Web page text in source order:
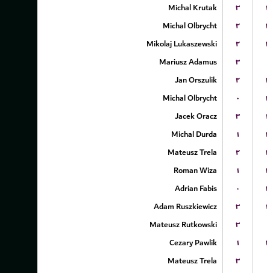
Michal Krutak
۳
Michal Olbrycht
۲
Mikolaj Lukaszewski
۲
Mariusz Adamus
۳
Jan Orszulik
۲
Michal Olbrycht
۰
Jacek Oracz
۳
Michal Durda
۱
Mateusz Trela
۲
Roman Wiza
۱
Adrian Fabis
۰
Adam Ruszkiewicz
۳
Mateusz Rutkowski
۳
Cezary Pawlik
۱
Mateusz Trela
۳